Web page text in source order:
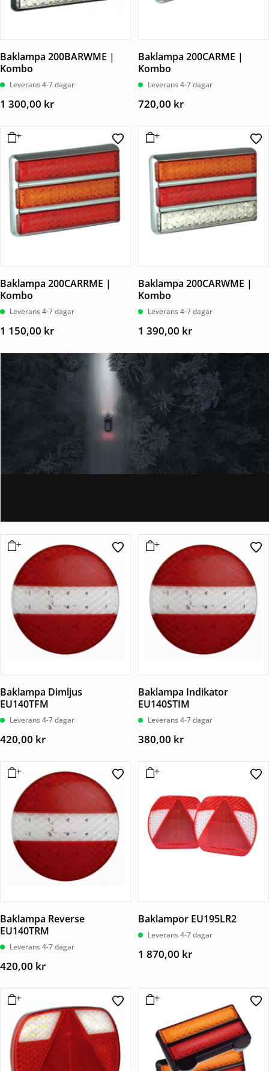
Baklampa 200BARWME |
Kombo
Leverans 4-7 dagar
1 300,00 kr
Baklampa 200CARME |
Kombo
Leverans 4-7 dagar
720,00 kr
Baklampa 200CARRME |
Kombo
Leverans 4-7 dagar
1 150,00 kr
Baklampa 200CARWME |
Kombo
Leverans 4-7 dagar
1 390,00 kr
Baklampa Dimljus
EU140TFM
Leverans 4-7 dagar
420,00 kr
Baklampa Indikator
EU140STIM
Leverans 4-7 dagar
380,00 kr
Baklampa Reverse
EU140TRM
Leverans 4-7 dagar
420,00 kr
Baklampor EU195LR2
Leverans 4-7 dagar
1 870,00 kr